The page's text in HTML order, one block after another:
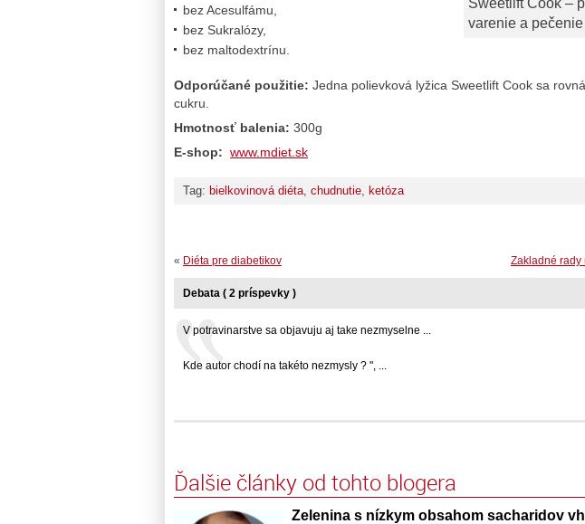
Sweetlift Cook –
varenie a
bez Acesulfámu,
bez Sukralózy,
bez maltodextrínu.
Odporúčané použitie: Jedna polievková lyžica Sweetlift Cook sa
cukru.
Hmotnosť balenia: 300g
E-shop: www.mdiet.sk
Tag: bielkovinová diéta chudnutie ketóza
Zakladné rady
« Diéta pre diabetikov
Debata ( 2 príspevky )
V potravinarstve sa objavuju aj take nezmyselne ...
Kde autor chodí na takéto nezmysly ? ", ...
Ďalšie články od tohto blogera
Zelenina s nízkym obsahom sacharidov